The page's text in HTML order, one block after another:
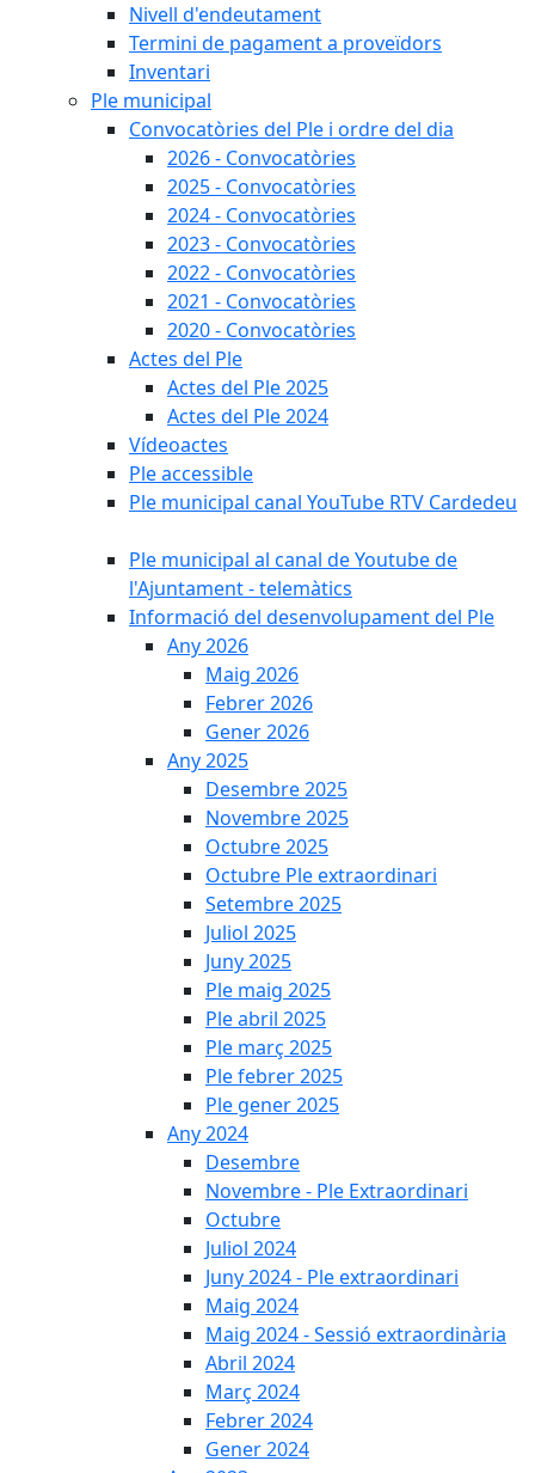
Nivell d'endeutament
Termini de pagament a proveïdors
Inventari
Ple municipal
Convocatòries del Ple i ordre del dia
2026 - Convocatòries
2025 - Convocatòries
2024 - Convocatòries
2023 - Convocatòries
2022 - Convocatòries
2021 - Convocatòries
2020 - Convocatòries
Actes del Ple
Actes del Ple 2025
Actes del Ple 2024
Vídeoactes
Ple accessible
Ple municipal canal YouTube RTV Cardedeu
Ple municipal al canal de Youtube de
l'Ajuntament - telemàtics
Informació del desenvolupament del Ple
Any 2026
Maig 2026
Febrer 2026
Gener 2026
Any 2025
Desembre 2025
Novembre 2025
Octubre 2025
Octubre Ple extraordinari
Setembre 2025
Juliol 2025
Juny 2025
Ple maig 2025
Ple abril 2025
Ple març 2025
Ple febrer 2025
Ple gener 2025
Any 2024
Desembre
Novembre - Ple Extraordinari
Octubre
Juliol 2024
Juny 2024 - Ple extraordinari
Maig 2024
Maig 2024 - Sessió extraordinària
Abril 2024
Març 2024
Febrer 2024
Gener 2024